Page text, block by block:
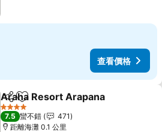
查看價格
分享 加入我的最愛
Araha Resort Arapana
4 星級
7.5 蠻不錯
471
距離海灘 0.1 公里